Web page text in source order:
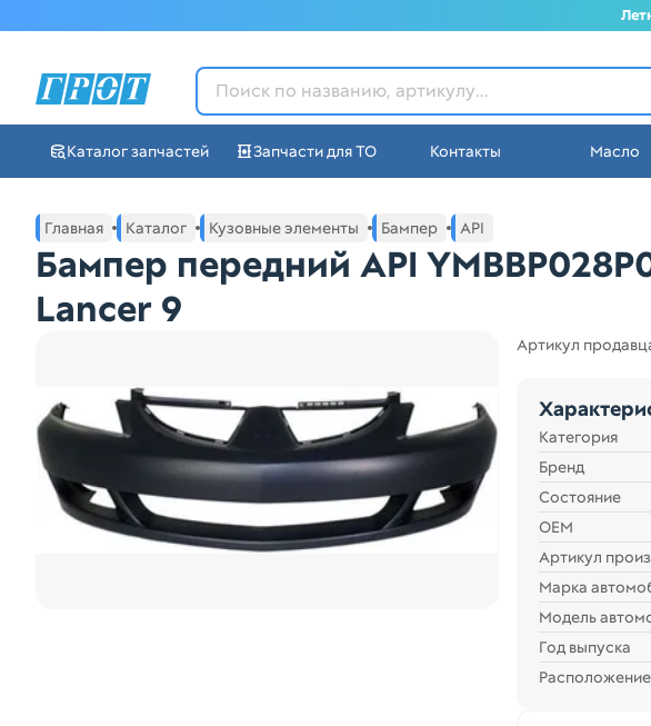
ГРОТ - Автозапчасти в Екатеринбурге
Каталог запчастей Запчасти для ТО Контакты Масло
Основное меню навигации интернет-магазина автозапчастей в
Главная Каталог Кузовные элементы Бампер API
Бампер передний API
Lancer 9
Артикул
Категория
Бренд
Состояние
ОЕМ
Артикул
Марка
Модель
Год выпуска
Расположение